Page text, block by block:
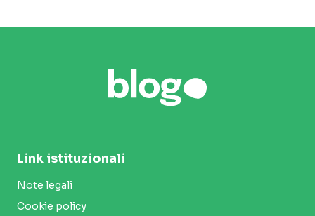
Link istituzionali
Note legali
Cookie policy